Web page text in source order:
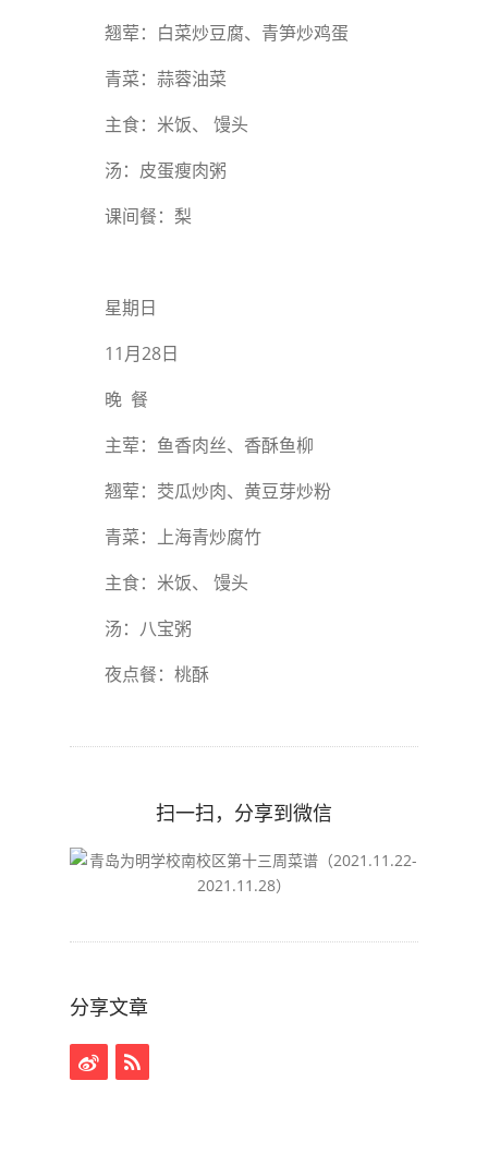
翘荤：白菜炒豆腐、青笋炒鸡蛋
青菜：蒜蓉油菜
主食：米饭、 馒头
汤：皮蛋瘦肉粥
课间餐：梨
星期日
11月28日
晚 餐
主荤：鱼香肉丝、香酥鱼柳
翘荤：茭瓜炒肉、黄豆芽炒粉
青菜：上海青炒腐竹
主食：米饭、 馒头
汤：八宝粥
夜点餐：桃酥
扫一扫，分享到微信
分享文章